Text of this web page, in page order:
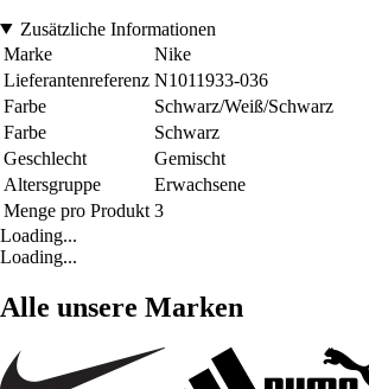
Zusätzliche Informationen
Marke
Nike
Lieferantenreferenz N1011933-036
Farbe
Schwarz/Weiß/Schwarz
Farbe
Schwarz
Geschlecht
Gemischt
Altersgruppe
Erwachsene
Menge pro Produkt 3
Loading...
Loading...
Alle unsere Marken